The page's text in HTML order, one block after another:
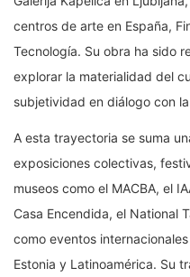
centros de arte en España,
Tecnología. Su obra ha sido
explorar la materialidad del
subjetividad en diálogo con
A esta trayectoria se suma
exposiciones colectivas,
museos como el MACBA, el
Casa Encendida, el National
como eventos
Estonia y Latinoamérica. Su